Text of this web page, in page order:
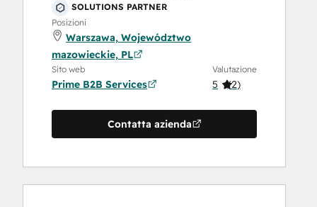
SOLUTIONS PARTNER
Posizioni
Warszawa, Województwo
mazowieckie, PL
Sito web
Prime B2B Services
Valutazione
5 (2)
Contatta azienda